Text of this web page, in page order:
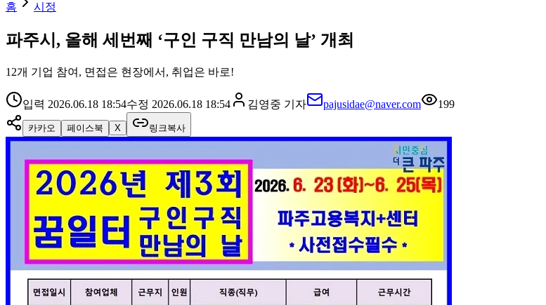
홈 시정
파주시, 올해 세번째 ‘구인 구직 만남의 날’ 개최
12개 기업 참여, 면접은 현장에서, 취업은 바로!
입력 2026.06.18 18:54수정 2026.06.18 18:54 김영중 기자 pajusidae@naver.com 199
카카오 페이스북 X 링크복사